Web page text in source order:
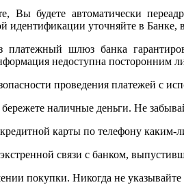
Вы будете автоматически
уточняйте в Банке,
платежный шлюз банка
недоступна посторонним
проведения платежей с
наличные деньги. Не
карты по телефону
связи с банком,
покупки. Никогда не